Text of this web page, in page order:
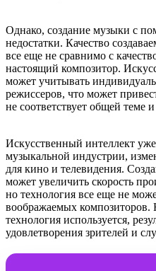
Однако, создание музыки с
недостатки. Качество
все еще не сравнимо с
настоящий композитор.
может учитывать
режиссеров, что может
не соответствует общей теме
Искусственный интеллект
музыкальной индустрии,
для кино и телевидения.
может увеличить скорость
но технология все еще не
воображаемых композиторов.
технология используется,
удовлетворения зрителей и